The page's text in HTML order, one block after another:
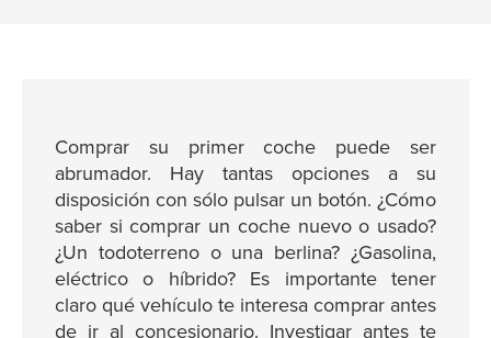
Comprar su primer coche puede ser
abrumador. Hay tantas opciones a su
disposición con sólo pulsar un botón. ¿Cómo
saber si comprar un coche nuevo o usado?
¿Un todoterreno o una berlina? ¿Gasolina,
eléctrico o híbrido? Es importante tener
claro qué vehículo te interesa comprar antes
de ir al concesionario. Investigar antes te